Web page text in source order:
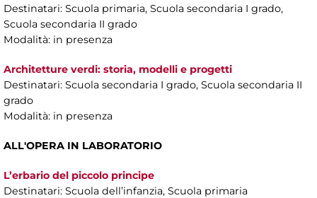
Destinatari: Scuola primaria, Scuola secondaria I grado,
Scuola secondaria II grado
Modalità: in presenza
Architetture verdi: storia, modelli e progetti
Destinatari: Scuola secondaria I grado, Scuola secondaria II
grado
Modalità: in presenza
ALL'OPERA IN LABORATORIO
L’erbario del piccolo principe
Destinatari: Scuola dell’infanzia, Scuola primaria